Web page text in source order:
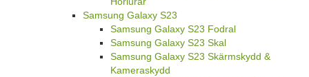
Samsung Galaxy S23
Samsung Galaxy S23 Fodral
Samsung Galaxy S23 Skal
Samsung Galaxy S23 Skärmskydd &
Kameraskydd